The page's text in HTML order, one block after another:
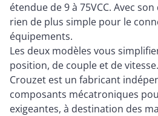
étendue de 9 à 75VCC. Avec
rien de plus simple pour le
équipements.
Les deux modèles vous
position, de couple et de vitesse.
Crouzet est un fabricant
composants mécatroniques
exigeantes, à destination des